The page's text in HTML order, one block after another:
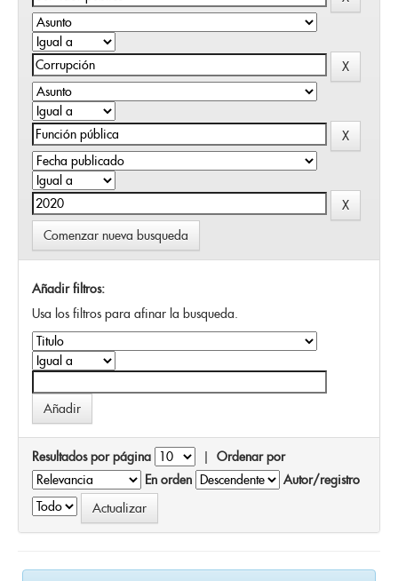
Comenzar nueva busqueda
Añadir filtros:
Usa los filtros para afinar la busqueda.
Resultados por página | Ordenar por
En orden
Autor/registro